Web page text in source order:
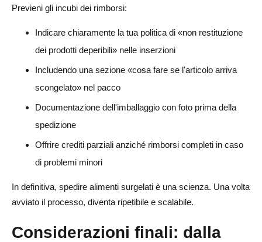
Previeni gli incubi dei rimborsi:
Indicare chiaramente la tua politica di «non restituzione
dei prodotti deperibili» nelle inserzioni
Includendo una sezione «cosa fare se l'articolo arriva
scongelato» nel pacco
Documentazione dell'imballaggio con foto prima della
spedizione
Offrire crediti parziali anziché rimborsi completi in caso
di problemi minori
In definitiva, spedire alimenti surgelati è una scienza. Una volta
avviato il processo, diventa ripetibile e scalabile.
Considerazioni finali: dalla